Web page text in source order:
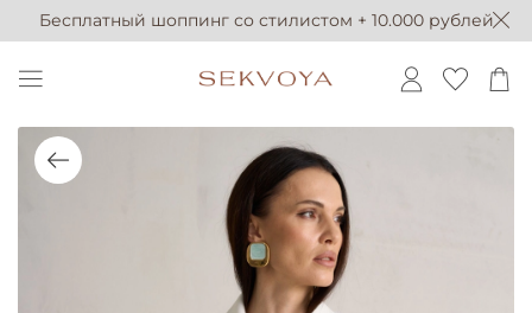
Бесплатный шоппинг со стилистом + 10.000 рублей